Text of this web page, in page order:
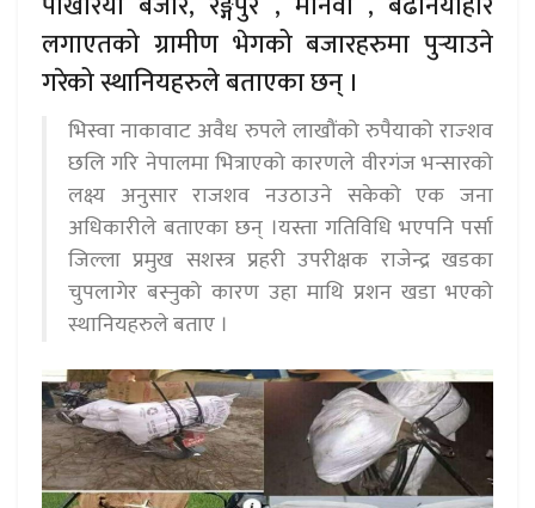
लगाएतको ग्रामीण भेगको बजारहरुमा पुर्‍याउने
गरेको स्थानियहरुले बताएका छन् ।
भिस्वा नाकावाट अवैध रुपले लाखौंको रुपैयाको राज्शव
छलि गरि नेपालमा भित्राएको कारणले वीरगंज भन्सारको
लक्ष्य अनुसार राजशव नउठाउने सकेको एक जना
अधिकारीले बताएका छन् ।यस्ता गतिविधि भएपनि पर्सा
जिल्ला प्रमुख सशस्त्र प्रहरी उपरीक्षक राजेन्द्र खडका
चुपलागेर बस्नुको कारण उहा माथि प्रशन खडा भएको
स्थानियहरुले बताए ।